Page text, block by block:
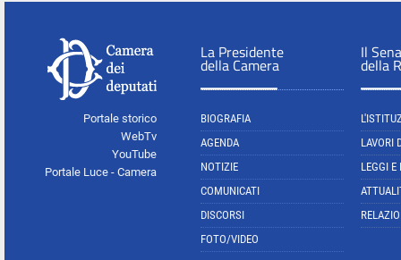
Portale storico
WebTv
YouTube
Portale Luce - Camera
La Presidente
della Camera
BIOGRAFIA
AGENDA
NOTIZIE
COMUNICATI
DISCORSI
FOTO/VIDEO
Il
della
LAVORI
LEGGI E